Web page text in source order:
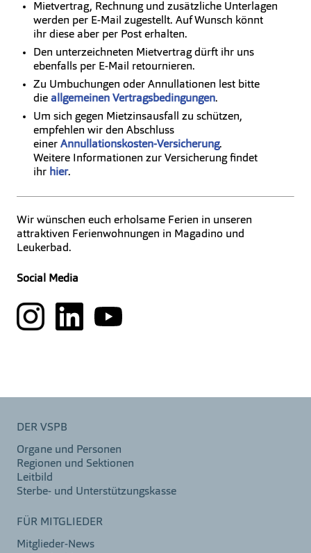
Mietvertrag, Rechnung und zusätzliche Unterlagen
werden per E-Mail zugestellt. Auf Wunsch könnt
ihr diese aber per Post erhalten.
Den unterzeichneten Mietvertrag dürft ihr uns
ebenfalls per E-Mail retournieren.
Zu Umbuchungen oder Annullationen lest bitte
die allgemeinen Vertragsbedingungen.
Um sich gegen Mietzinsausfall zu schützen,
empfehlen wir den Abschluss
einer Annullationskosten-Versicherung.
Weitere Informationen zur Versicherung findet
ihr hier.
Wir wünschen euch erholsame Ferien in unseren
attraktiven Ferienwohnungen in Magadino und
Leukerbad.
Social Media
DER VSPB
Organe und Personen
Regionen und Sektionen
Leitbild
Sterbe- und Unterstützungskasse
FÜR MITGLIEDER
Mitglieder-News